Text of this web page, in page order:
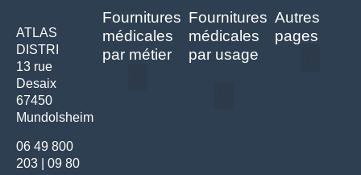
ATLAS
DISTRI
13 rue
Desaix
67450
Mundolsheim
06 49 800
203
09 80
Fournitures
médicales
par métier
Fournitures
médicales
par usage
Autres
pages